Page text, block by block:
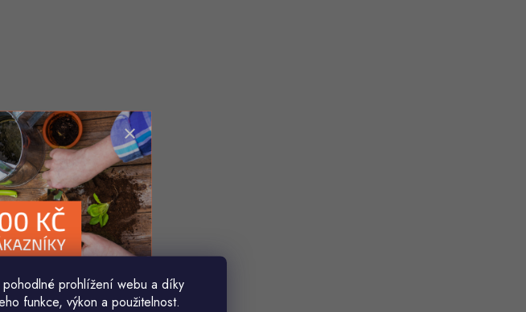
pohodlné prohlížení webu a díky
funkce, výkon a použitelnost.